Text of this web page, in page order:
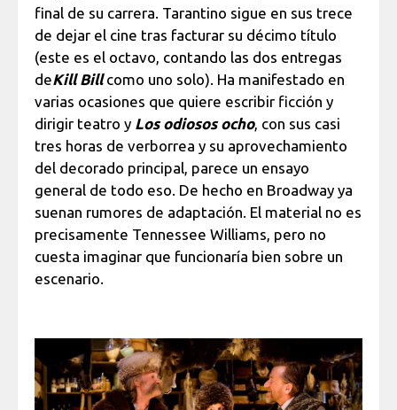
final de su carrera. Tarantino sigue en sus trece
de dejar el cine tras facturar su décimo título
(este es el octavo, contando las dos entregas
deKill Billcomo uno solo). Ha manifestado en
varias ocasiones que quiere escribir ficción y
dirigir teatro y Los odiosos ocho, con sus casi
tres horas de verborrea y su aprovechamiento
del decorado principal, parece un ensayo
general de todo eso. De hecho en Broadway ya
suenan rumores de adaptación. El material no es
precisamente Tennessee Williams, pero no
cuesta imaginar que funcionaría bien sobre un
escenario.